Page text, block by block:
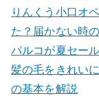
りんくう小口オ
た？届かない時
パルコが夏セー
髪の毛をきれい
の基本を解説